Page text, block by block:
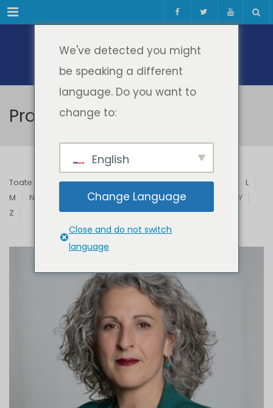
Meniul
Profesori & Invitați
Toate B C D E F G H I J
L
M
N Q R S T U V
Y
Z
We've detected you might
be speaking a different
language. Do you want to
change to:
English
Change Language
Close and do not switch
language